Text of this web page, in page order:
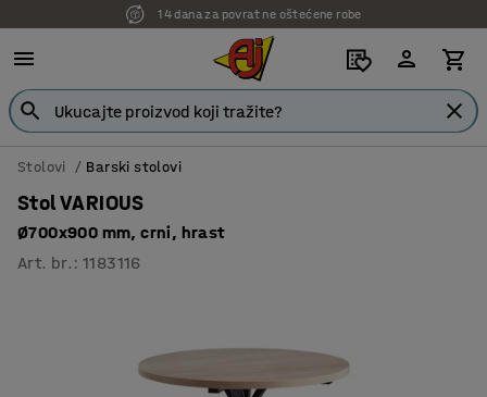
14 dana za povrat ne oštećene robe
Stolovi Barski stolovi
Stol VARIOUS
Ø700x900 mm, crni, hrast
Art. br. :1183116